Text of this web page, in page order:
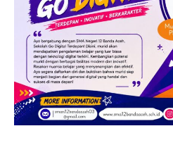
Ekonomi Kreatif
E-LEARNING
ABSENSI
Absensi Guru